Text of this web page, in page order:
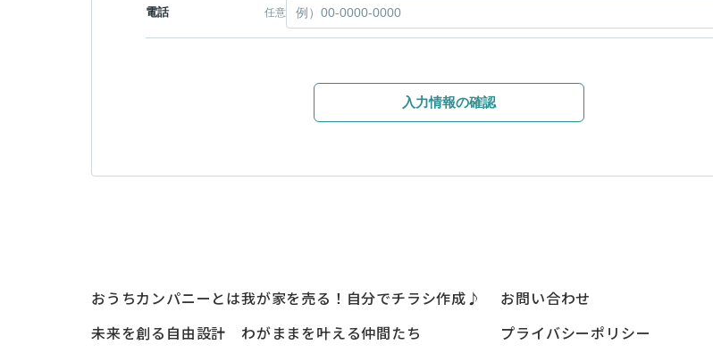
電話 任意
入力情報の確認
おうちカンパニーとは
未来を創る自由設計
我が家を売る！自分でチラシ作成♪
わがままを叶える仲間たち
お問い合わせ
プライバシーポリシー